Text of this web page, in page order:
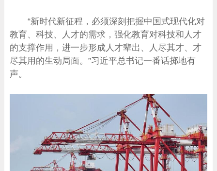
“新时代新征程，必须深刻把握中国式现代化对
教育、科技、人才的需求，强化教育对科技和人才
的支撑作用，进一步形成人才辈出、人尽其才、才
尽其用的生动局面。”习近平总书记一番话掷地有
声。